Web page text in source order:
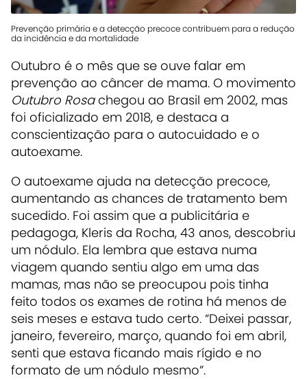
Prevenção primária e a detecção precoce contribuem para a redução
da incidência e da mortalidade
Outubro é o mês que se ouve falar em
prevenção ao câncer de mama. O movimento
Outubro Rosachegou ao Brasil em 2002, mas
foi oficializado em 2018, e destaca a
conscientização para o autocuidado e o
autoexame.
O autoexame ajuda na detecção precoce,
aumentando as chances de tratamento bem
sucedido. Foi assim que a publicitária e
pedagoga, Kleris da Rocha, 43 anos, descobriu
um nódulo. Ela lembra que estava numa
viagem quando sentiu algo em uma das
mamas, mas não se preocupou pois tinha
feito todos os exames de rotina há menos de
seis meses e estava tudo certo. “Deixei passar,
janeiro, fevereiro, março, quando foi em abril,
senti que estava ficando mais rígido e no
formato de um nódulo mesmo”.